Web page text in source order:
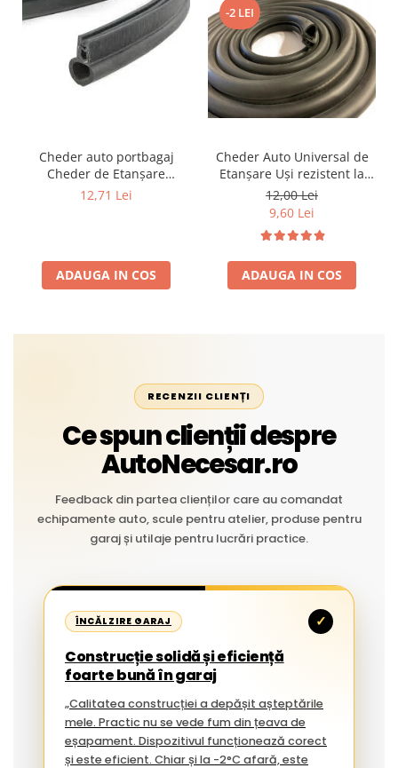
Cheder auto portbagaj
Cheder de Etanșare
Profesional din Cauciuc -
Liniar
12,71 Lei
ADAUGA IN COS
-2 LEI
Cheder Auto Universal de
Etanșare Uși rezistent la
intemperii, raze UV,
îmbătrânire și temperaturi
extreme
12,00 Lei
9,60 Lei
ADAUGA IN COS
RECENZII CLIENȚI
Ce spun clienții despre
AutoNecesar.ro
Feedback din partea clienților care au comandat
echipamente auto, scule pentru atelier, produse pentru
garaj și utilaje pentru lucrări practice.
ÎNCĂLZIRE GARAJ ✓
Construcție solidă și eficiență
foarte bună în garaj
„Calitatea construcției a depășit așteptările
mele. Practic nu se vede fum din țeava de
eșapament. Dispozitivul funcționează corect
și este eficient. Chiar și la -2°C afară, este